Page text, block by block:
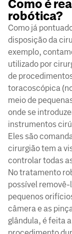
Como é
robótica?
Como já
disposição da
exemplo,
utilizado por
de
toracoscópica
meio de
onde se
instrumentos
Eles são
cirurgião tem a
controlar todas
No tratamento
possível
pequenos
câmera e as
glândula, é feita